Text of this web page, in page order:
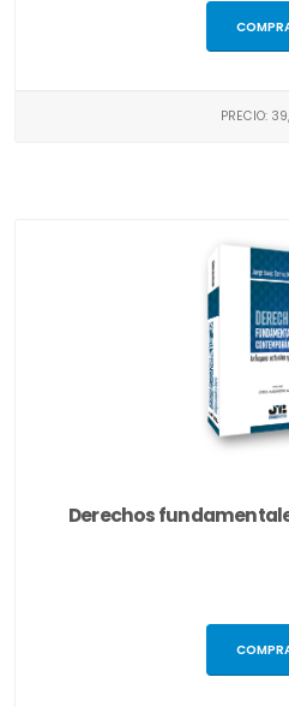
PRECIO:
Derechos